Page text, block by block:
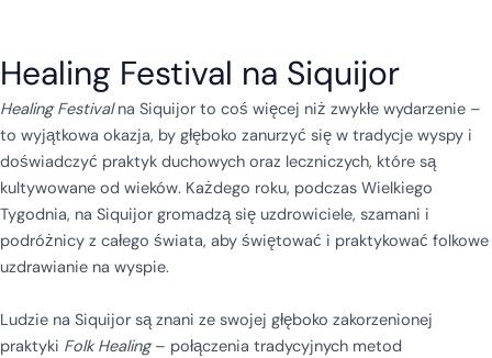
Healing Festival na Siquijor
Healing Festivalna Siquijor to coś więcej niż zwykłe wydarzenie –
to wyjątkowa okazja, by głęboko zanurzyć się w tradycje wyspy i
doświadczyć praktyk duchowych oraz leczniczych, które są
kultywowane od wieków. Każdego roku, podczas Wielkiego
Tygodnia, na Siquijor gromadzą się uzdrowiciele, szamani i
podróżnicy z całego świata, aby świętować i praktykować folkowe
uzdrawianie na wyspie.
Ludzie na Siquijor są znani ze swojej głęboko zakorzenionej
praktyki Folk Healing– połączenia tradycyjnych metod